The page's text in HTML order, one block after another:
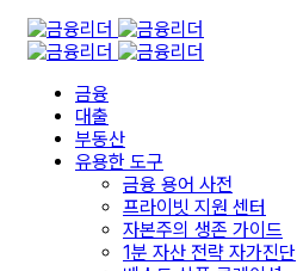
금융
대출
부동산
유용한 도구
금융 용어 사전
프라이빗 지원 센터
자본주의 생존 가이드
1분 자산 전략 자가진단